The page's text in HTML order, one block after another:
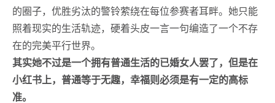
的圈子，优胜劣汰的警铃萦绕在每位参赛者耳畔。她只能
照着现实的生活轨迹，硬着头皮一言一句编造了一个不存
在的完美平行世界。
其实她不过是一个拥有普通生活的已婚女人罢了，但是在
小红书上，普通等于无趣，幸福则必须是有一定的高标
准。